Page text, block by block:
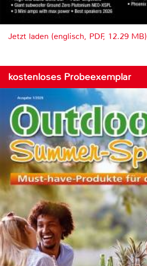
Jetzt laden (englisch, PDF, 12.29 MB)
kostenloses Probeexemplar